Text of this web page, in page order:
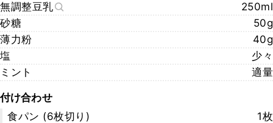
無調整豆乳
250ml
砂糖
50g
薄力粉
40g
塩
少々
ミント
適量
付け合わせ
食パン (6枚切り)
1枚